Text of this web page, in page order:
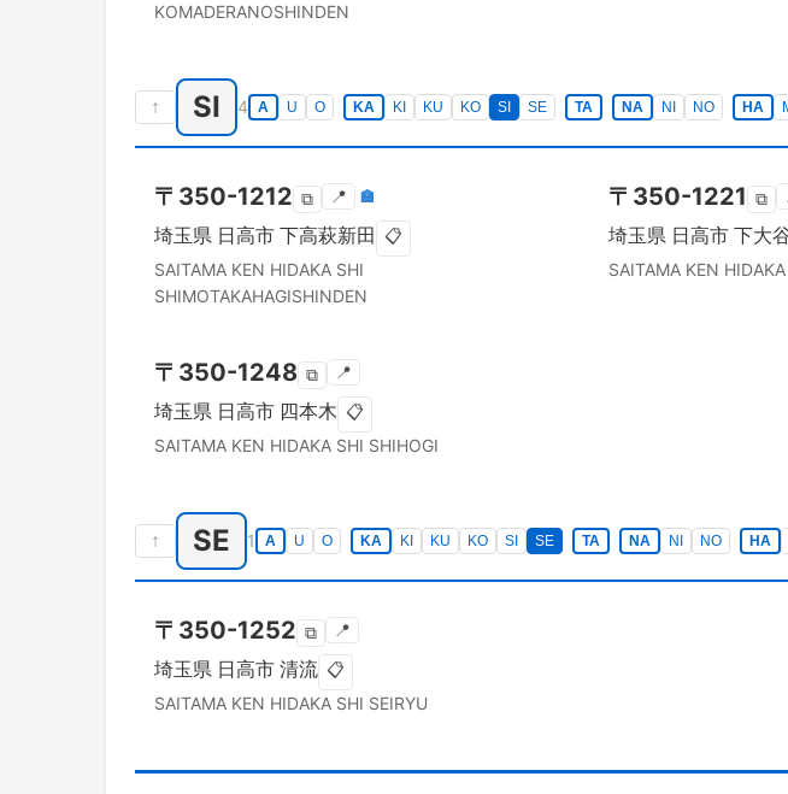
KOMADERANOSHINDEN
↑ SI 4 A U O KA KI KU KO SI SE TA NA NI NO HA
〒 350-1212 ⧉ 📍 🏣
埼玉県 日高市 下高萩新田 📋
SAITAMA KEN HIDAKA SHI
SHIMOTAKAHAGISHINDEN
〒 350-1221 ⧉
埼玉県 日高市 下大
SAITAMA KEN
〒 350-1248 ⧉ 📍
埼玉県 日高市 四本木 📋
SAITAMA KEN HIDAKA SHI SHIHOGI
↑ SE 1 A U O KA KI KU KO SI SE TA NA NI NO HA
〒 350-1252 ⧉ 📍
埼玉県 日高市 清流 📋
SAITAMA KEN HIDAKA SHI SEIRYU